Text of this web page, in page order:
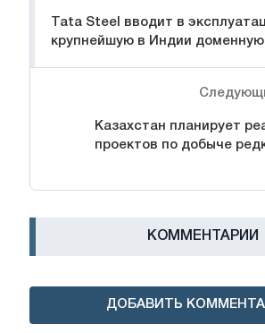
Tata Steel вводит в
крупнейшую в Индии доменную
Казахстан планирует
проектов по добыче
КОММЕНТАРИИ
ДОБАВИТЬ